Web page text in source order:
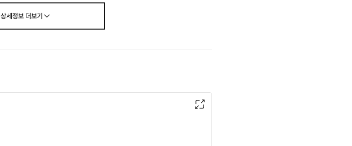
상세정보더보기